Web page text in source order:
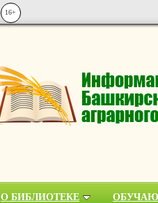
16+
О БИБЛИОТЕКЕ